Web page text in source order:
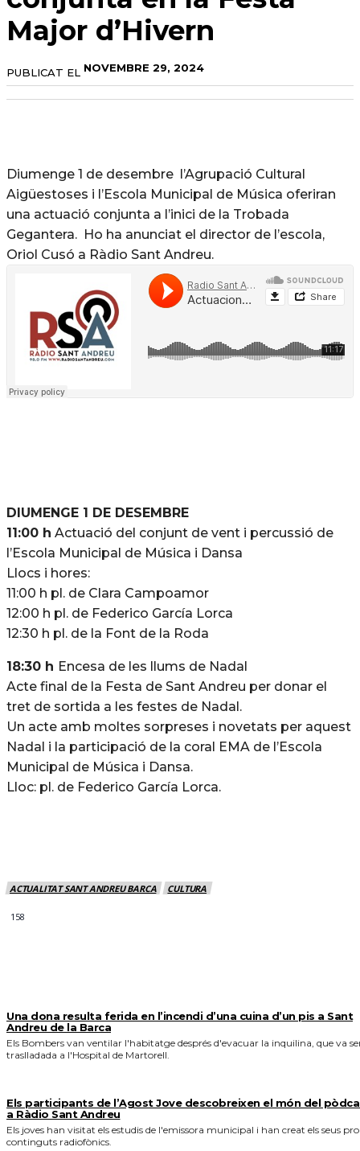
Major d’Hivern
PUBLICAT EL NOVEMBRE 29, 2024
Diumenge 1 de desembre l’Agrupació Cultural
Aigüestoses i l’Escola Municipal de Música oferiran
una actuació conjunta a l’inici de la Trobada
Gegantera. Ho ha anunciat el director de l’escola,
Oriol Cusó a Ràdio Sant Andreu.
DIUMENGE 1 DE DESEMBRE
11:00 h Actuació del conjunt de vent i percussió de
l’Escola Municipal de Música i Dansa
Llocs i hores:
11:00 h pl. de Clara Campoamor
12:00 h pl. de Federico García Lorca
12:30 h pl. de la Font de la Roda
18:30 h Encesa de les llums de Nadal
Acte final de la Festa de Sant Andreu per donar el
tret de sortida a les festes de Nadal.
Un acte amb moltes sorpreses i novetats per aquest
Nadal i la participació de la coral EMA de l’Escola
Municipal de Música i Dansa.
Lloc: pl. de Federico García Lorca.
ACTUALITAT SANT ANDREU BARCA CULTURA
158
Una dona resulta ferida en l’incendi d’una cuina d’un pis a Sant
Andreu de la Barca
Els Bombers van ventilar l'habitatge després d'evacuar la inquilina, que va
traslladada a l'Hospital de Martorell.
Els participants de l’Agost Jove descobreixen el món del
a Ràdio Sant Andreu
Els joves han visitat els estudis de l'emissora municipal i han creat els seus
continguts radiofònics.